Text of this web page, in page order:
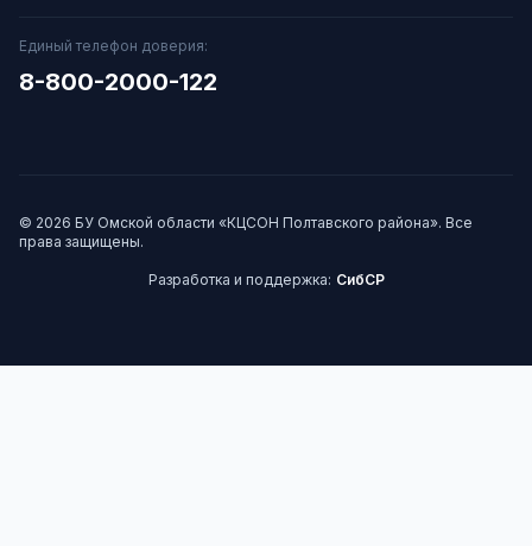
Единый телефон доверия:
8-800-2000-122
© 2026 БУ Омской области «КЦСОН Полтавского района». Все
права защищены.
Разработка и поддержка: СибСР